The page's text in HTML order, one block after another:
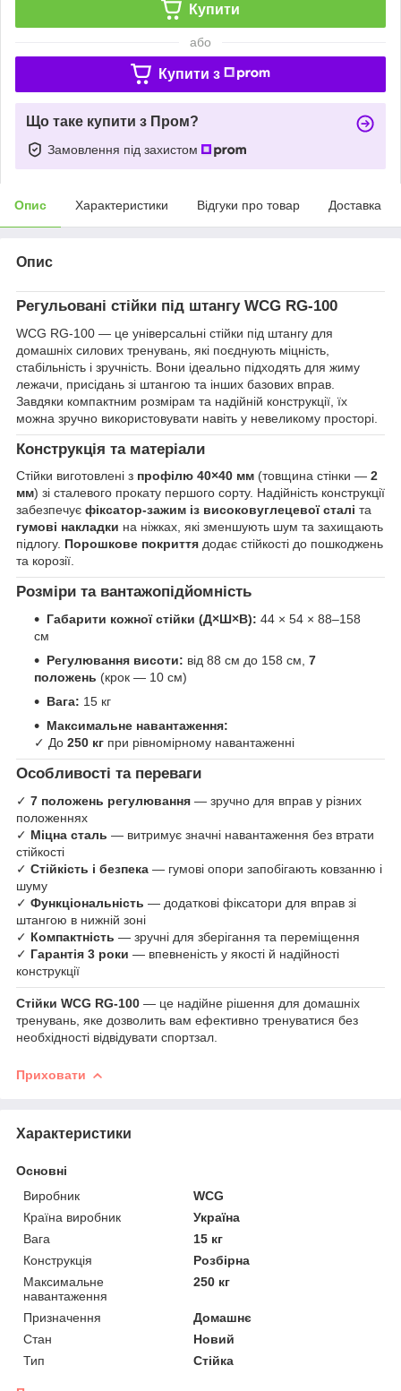
Купити
або
Купити з
Що таке купити з Пром?
Замовлення під захистом
Опис Характеристики Відгуки про товар Доставка
Опис
Регульовані стійки під штангу WCG RG-100
WCG RG-100 — це універсальні стійки під штангу для
домашніх силових тренувань, які поєднують міцність,
стабільність і зручність. Вони ідеально підходять для жиму
лежачи, присідань зі штангою та інших базових вправ.
Завдяки компактним розмірам та надійній конструкції, їх
можна зручно використовувати навіть у невеликому просторі.
Конструкція та матеріали
Стійки виготовлені з профілю 40×40 мм (товщина стінки — 2
мм) зі сталевого прокату першого сорту. Надійність конструкції
забезпечує фіксатор-зажим із високовуглецевої сталі та
гумові накладки на ніжках, які зменшують шум та захищають
підлогу. Порошкове покриття додає стійкості до пошкоджень
та корозії.
Розміри та вантажопідйомність
Габарити кожної стійки (Д×Ш×В): 44 × 54 × 88–158
см
Регулювання висоти: від 88 см до 158 см, 7
положень (крок — 10 см)
Вага: 15 кг
Максимальне навантаження:
✓ До 250 кг при рівномірному навантаженні
Особливості та переваги
✓ 7 положень регулювання — зручно для вправ у різних
положеннях
✓ Міцна сталь — витримує значні навантаження без втрати
стійкості
✓ Стійкість і безпека — гумові опори запобігають ковзанню і
шуму
✓ Функціональність — додаткові фіксатори для вправ зі
штангою в нижній зоні
✓ Компактність — зручні для зберігання та переміщення
✓ Гарантія 3 роки — впевненість у якості й надійності
конструкції
Стійки WCG RG-100 — це надійне рішення для домашніх
тренувань, яке дозволить вам ефективно тренуватися без
необхідності відвідувати спортзал.
Приховати
Характеристики
Основні
Виробник
WCG
Країна виробник
Україна
Вага
15 кг
Конструкція
Розбірна
Максимальне
навантаження
250 кг
Призначення
Домашнє
Стан
Новий
Тип
Стійка